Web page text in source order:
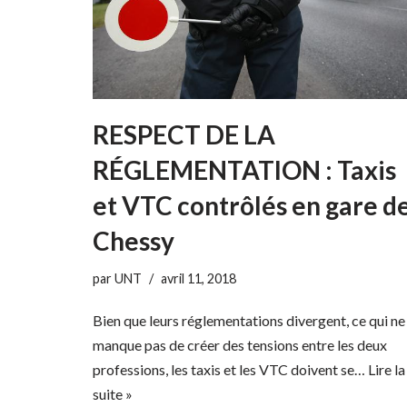
RESPECT DE LA
RÉGLEMENTATION : Taxis
et VTC contrôlés en gare
Chessy
parUNT avril 11, 2018
Bien que leurs réglementations divergent, ce qui ne
manque pas de créer des tensions entre les deux
professions, les taxis et les VTC doivent se… Lire la
suite »